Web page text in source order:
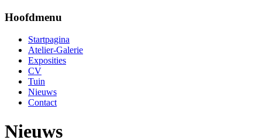
Hoofdmenu
Startpagina
Atelier-Galerie
Exposities
CV
Tuin
Nieuws
Contact
Nieuws